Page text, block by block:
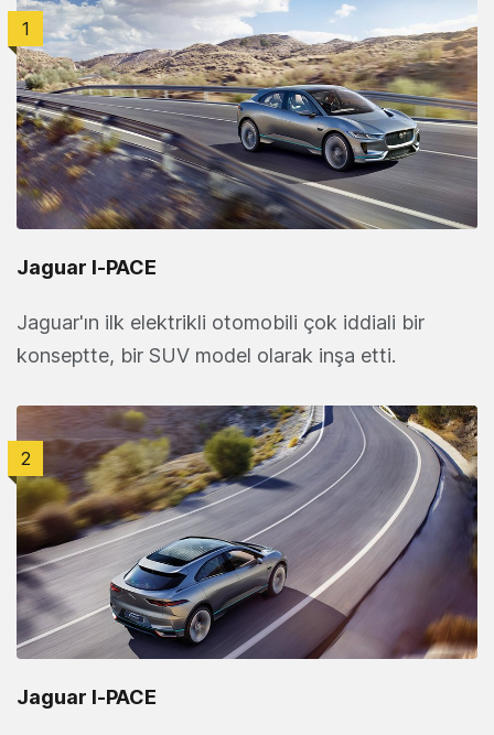
1
Jaguar I‑PACE
Jaguar'ın ilk elektrikli otomobili çok iddiali bir
konseptte, bir SUV model olarak inşa etti.
2
Jaguar I‑PACE